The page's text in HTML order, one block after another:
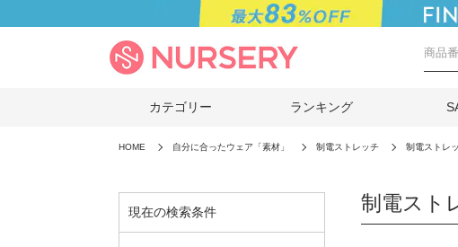
カテゴリー ランキング
HOME 自分に合ったウェア「素材」 制電ストレッチ 制電ストレ
現在の検索条件 制電スト